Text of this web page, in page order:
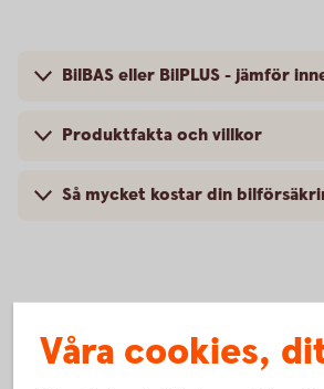
BilBAS eller BilPLUS - jämför
Produktfakta och villkor
Så mycket kostar din
Vanliga frågor om att
Nissan
Våra cookies,